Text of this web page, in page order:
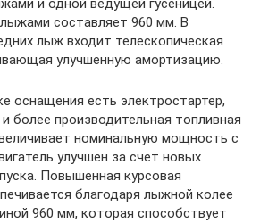
и одной ведущей гусеницей.
составляет 960 мм. В
лыж входит телескопическая
улучшенную амортизацию.
оснащения есть электростартер,
более производительная топливная
номинальную мощность с
улучшен за счет новых
Повышенная курсовая
благодаря лыжной колее
960 мм, которая способствует